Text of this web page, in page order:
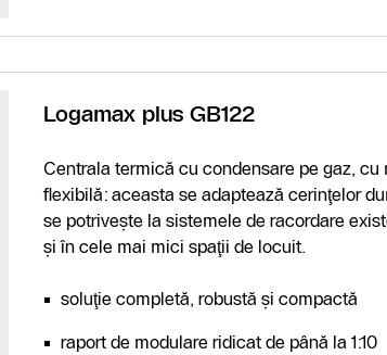
Logamax plus GB122
Centrala termică cu condensare pe gaz,
flexibilă: aceasta se adaptează cerinţelor
se potriveşte la sistemele de racordare
şi în cele mai mici spaţii de locuit.
soluţie completă, robustă şi compactă
raport de modulare ridicat de până la 1:10